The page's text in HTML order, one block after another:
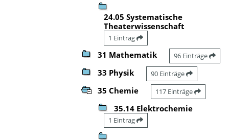
24.05 Systematische
Theaterwissenschaft
1 Eintrag
31 Mathematik 96 Einträge
33 Physik 90 Einträge
35 Chemie 117 Einträge
35.14 Elektrochemie
1 Eintrag